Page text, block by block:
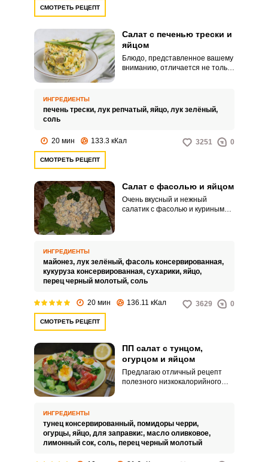
СМОТРЕТЬ РЕЦЕПТ
Салат с печенью трески и
яйцом
Блюдо, представленное вашему
вниманию, отличается не только
полезностью. А весь секрет в
основном ингредиенте – печени
кладезью витаминов и полезных
ИНГРЕДИЕНТЫ
печень трески, лук репчатый, яйцо, лук зелёный,
соль
20 мин 133.3 кКал 3251 0
СМОТРЕТЬ РЕЦЕПТ
Салат с фасолью и яйцом
Очень вкусный и нежный
салатик с фасолью и куриным
подавать и к праздничному
столу – он станет хорошим
украшением.
ИНГРЕДИЕНТЫ
майонез, лук зелёный, фасоль консервированная,
кукуруза консервированная, сухарики, яйцо,
перец черный молотый, соль
20 мин 136.11 кКал 3629 0
СМОТРЕТЬ РЕЦЕПТ
ПП салат с тунцом,
огурцом и яйцом
Предлагаю отличный рецепт
полезного низкокалорийного
образ жизни и следит за своим
питанием. Салат получается
вкусным и легким.
ИНГРЕДИЕНТЫ
тунец консервированный, помидоры черри,
огурцы, яйцо, для заправки:, масло оливковое,
лимонный сок, соль, перец черный молотый